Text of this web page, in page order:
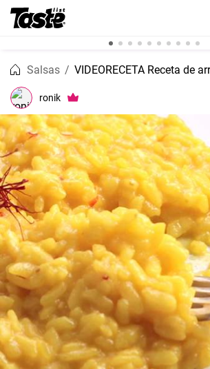
Salsas
ronik